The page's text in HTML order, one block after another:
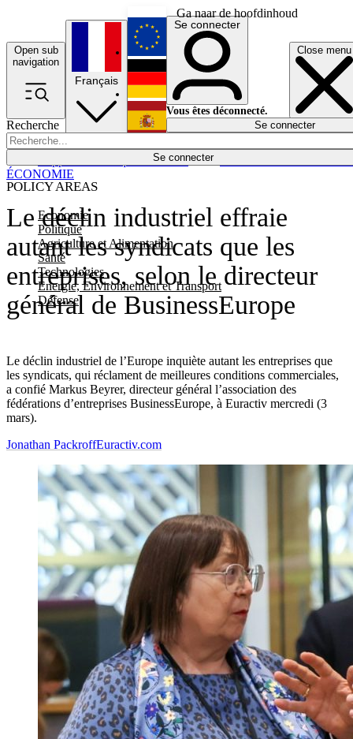
Ga naar de hoofdinhoud
Open sub
navigation
Close menu
Recherche
Se connecter
POLICY AREAS
Economie
Politique
Agriculture et Alimentation
Santé
Technologies
Energie, Environnement et Transport
Défense
Économie
Français
English
Deutsch
Español
Se connecter
Vous êtes déconnecté.
Se connecter
Le déclin industriel effraie
autant les syndicats que les
entreprises, selon le directeur
général de BusinessEurope
Le déclin industriel de l’Europe inquiète autant les entreprises que
les syndicats, qui réclament de meilleures conditions commerciales,
a confié Markus Beyrer, directeur général l’association des
fédérations d’entreprises BusinessEurope, à Euractiv mercredi (3
mars).
ÉCONOMIE
Jonathan PackroffEuractiv.com